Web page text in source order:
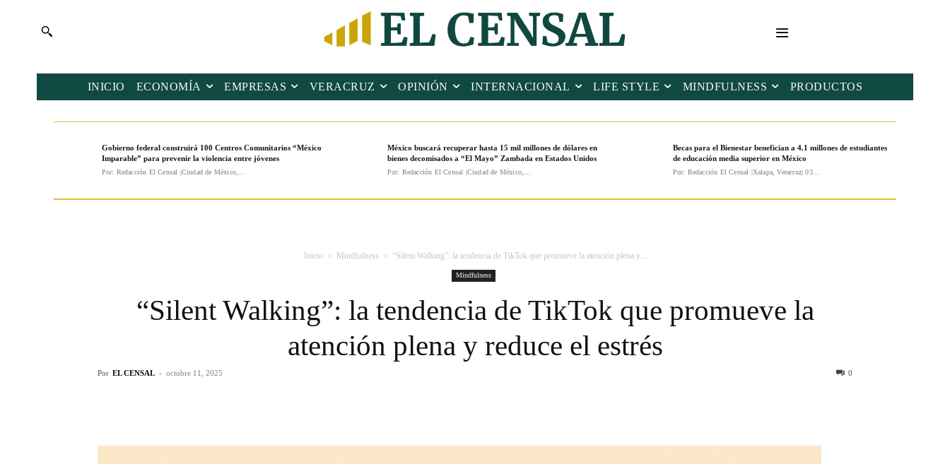
INICIO ECONOMÍA EMPRESAS VERACRUZ OPINIÓN INTERNACIONAL LIFE STYLE MINDFULNESS PRODUCTOS
Gobierno federal construirá 100 Centros Comunitarios “México
Imparable” para prevenir la violencia entre jóvenes
Por: Redacción El Censal |Ciudad de México,...
México buscará recuperar hasta 15 mil millones de dólares en
bienes decomisados a “El Mayo” Zambada en Estados Unidos
Por: Redacción El Censal |Ciudad de México,...
Becas para el Bienestar benefician a 4.1 millones de estudiantes
de educación media superior en México
Por: Redacción El Censal |Xalapa, Veracruz| 03...
Inicio Mindfulness “Silent Walking”: la tendencia de TikTok que promueve la atención plena y...
Mindfulness
“Silent Walking”: la tendencia de TikTok que promueve la
atención plena y reduce el estrés
Por EL CENSAL - octubre 11, 2025 0